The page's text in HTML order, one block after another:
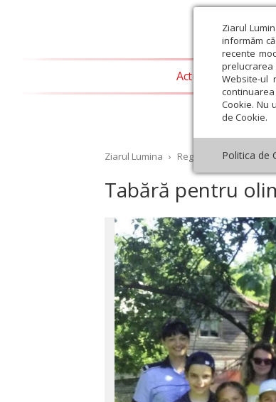
Ziarul
informăm
recente
prelucrarea
Website-ul
Cookie. Nu
de Cookie.
Politica de
Actualitate
Ziarul Lumina › Regionale ›
Tabără pentru
Octombrie Noiembrie Decembrie